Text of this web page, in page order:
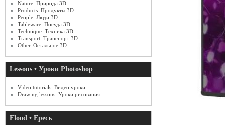
Nature. Природа 3D
Products. Продукты 3D
People. Люди 3D
Tableware. Посуда 3D
Technique. Техника 3D
Transport. Транспорт 3D
Other. Остальное 3D
Lessons • Уроки Photoshop
Video tutorials. Видео уроки
Drawing lessons. Уроки рисования
Flood • Ересь